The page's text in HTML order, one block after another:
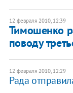
12 февраля 2010, 12:39
Тимошенко
поводу
12 февраля 2010, 12:29
Рада